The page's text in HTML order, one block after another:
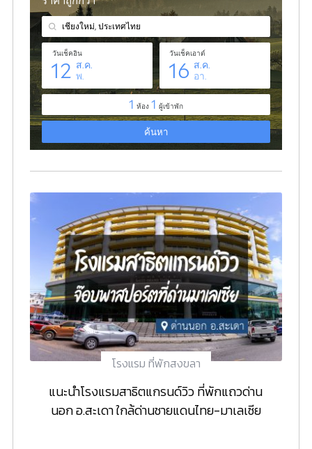
โรงแรม ที่พักสงขลา
แนะนำโรงแรมสาธิตแกรนด์วิว ที่พักแถวด่าน
นอก อ.สะเดา ใกล้ด่านชายแดนไทย-มาเลเซีย